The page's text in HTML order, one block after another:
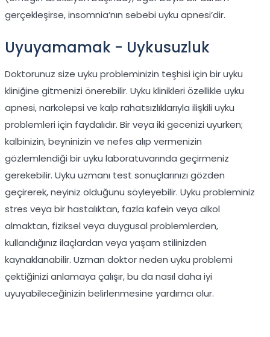
gerçekleşirse, insomnia’nın sebebi uyku apnesi’dir.
Uyuyamamak - Uykusuzluk
Doktorunuz size uyku probleminizin teşhisi için bir uyku
kliniğine gitmenizi önerebilir. Uyku klinikleri özellikle uyku
apnesi, narkolepsi ve kalp rahatsızlıklarıyla ilişkili uyku
problemleri için faydalıdır. Bir veya iki gecenizi uyurken;
kalbinizin, beyninizin ve nefes alıp vermenizin
gözlemlendiği bir uyku laboratuvarında geçirmeniz
gerekebilir. Uyku uzmanı test sonuçlarınızı gözden
geçirerek, neyiniz olduğunu söyleyebilir. Uyku probleminiz
stres veya bir hastalıktan, fazla kafein veya alkol
almaktan, fiziksel veya duygusal problemlerden,
kullandığınız ilaçlardan veya yaşam stilinizden
kaynaklanabilir. Uzman doktor neden uyku problemi
çektiğinizi anlamaya çalışır, bu da nasıl daha iyi
uyuyabileceğinizin belirlenmesine yardımcı olur.